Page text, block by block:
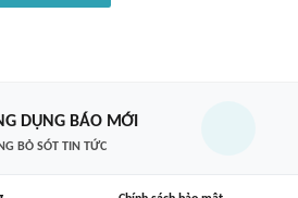
DỤNG BÁO MỚI
BỎ SÓT TIN TỨC